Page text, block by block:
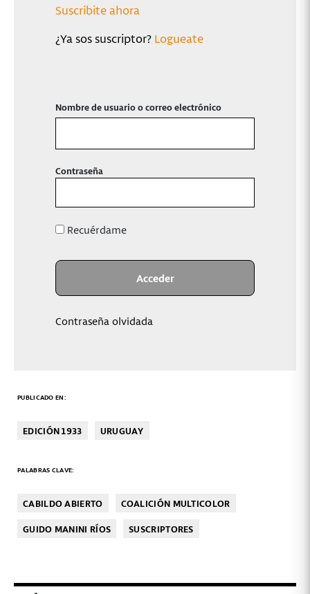
Suscribite ahora
¿Ya sos suscriptor? Logueate
Nombre de usuario o correo electrónico
Contraseña
Recuérdame
Contraseña olvidada
PUBLICADO EN:
EDICIÓN 1933 URUGUAY
PALABRAS CLAVE:
CABILDO ABIERTO
COALICIÓN MULTICOLOR
GUIDO MANINI RÍOS
SUSCRIPTORES